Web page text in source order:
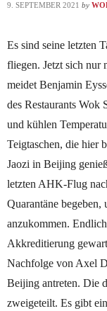
9. SEPTEMBER 2021 by
Es sind seine letzten
fliegen. Jetzt sich nur
meidet Benjamin
des Restaurants Wok
und kühlen
Teigtaschen, die hier
Jaozi in Beijing
letzten AHK-Flug
Quarantäne
anzukommen.
Akkreditierung
Nachfolge von Axel
Beijing antreten. Die
zweigeteilt. Es gibt